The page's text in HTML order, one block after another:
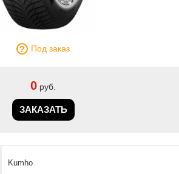
Под заказ
0 руб.
ЗАКАЗАТЬ
Kumho